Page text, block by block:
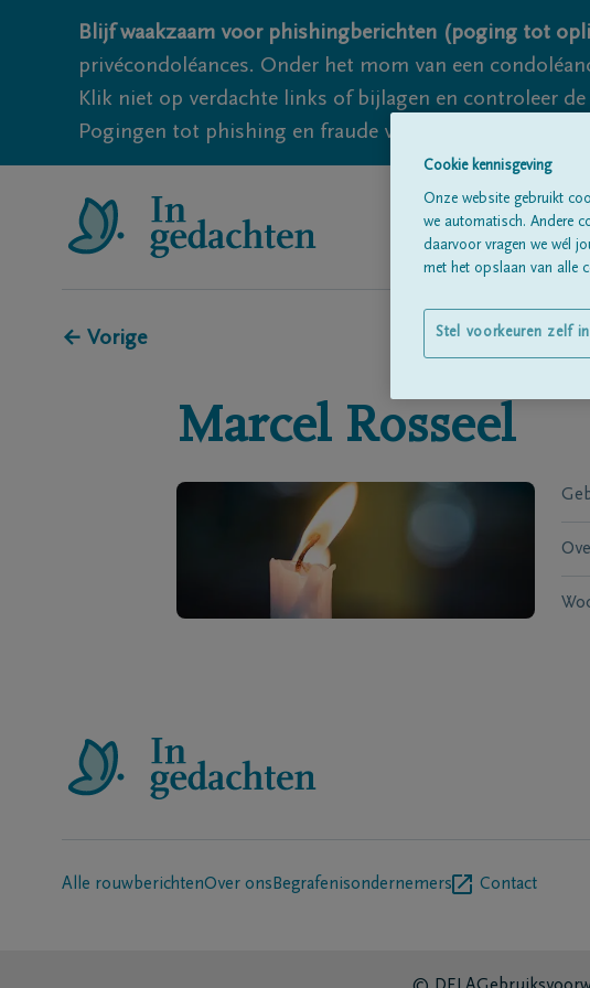
Blijf waakzaam voor phishingberichten (poging tot
privécondoléances. Onder het mom van een
Klik niet op verdachte links of bijlagen en controleer
Pogingen tot phishing en fraude vallen echter nooit
← Vorige
Marcel Rosseel
Alle rouwberichtenOver ons Begrafenisondernemers Contact
Cookie kennisgeving
Onze website gebruikt
we automatisch. Andere
daarvoor vragen we wél
met het opslaan van alle
Stel voorkeuren zelf in